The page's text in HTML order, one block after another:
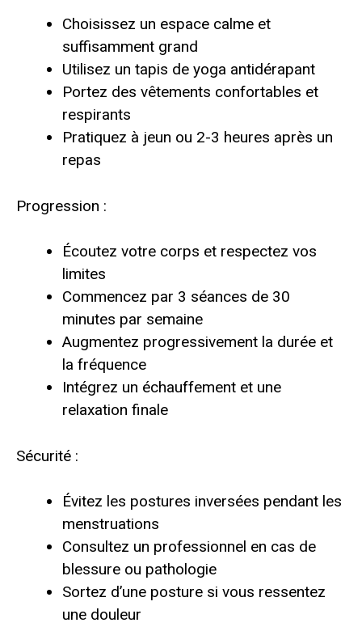
Choisissez un espace calme et
suffisamment grand
Utilisez un tapis de yoga antidérapant
Portez des vêtements confortables et
respirants
Pratiquez à jeun ou 2-3 heures après un
repas
Progression :
Écoutez votre corps et respectez vos
limites
Commencez par 3 séances de 30
minutes par semaine
Augmentez progressivement la durée et
la fréquence
Intégrez un échauffement et une
relaxation finale
Sécurité :
Évitez les postures inversées pendant les
menstruations
Consultez un professionnel en cas de
blessure ou pathologie
Sortez d’une posture si vous ressentez
une douleur